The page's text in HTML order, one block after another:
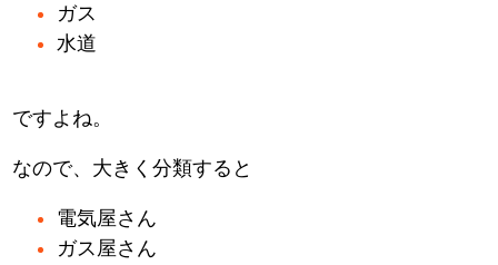
ガス
水道
ですよね。
なので、大きく分類すると
電気屋さん
ガス屋さん